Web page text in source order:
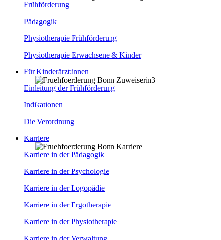
Frühförderung
Pädagogik
Physiotherapie Frühförderung
Physiotherapie Erwachsene & Kinder
Für Kinderärzt:innen
Einleitung der Frühförderung
Indikationen
Die Verordnung
Karriere
Karriere in der Pädagogik
Karriere in der Psychologie
Karriere in der Logopädie
Karriere in der Ergotherapie
Karriere in der Physiotherapie
Karriere in der Verwaltung